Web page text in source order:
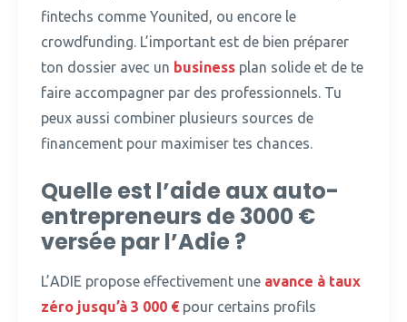
fintechs comme Younited, ou encore le
crowdfunding. L’important est de bien préparer
ton dossier avec un business plan solide et de te
faire accompagner par des professionnels. Tu
peux aussi combiner plusieurs sources de
financement pour maximiser tes chances.
Quelle est l’aide aux auto-
entrepreneurs de 3000 €
versée par l’Adie ?
L’ADIE propose effectivement une avance à taux
zéro jusqu’à 3 000 € pour certains profils